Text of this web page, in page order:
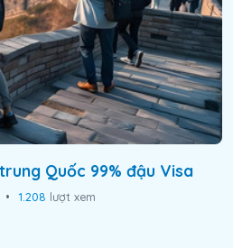
Quốc 99% đậu Visa
• 1.208 lượt xem